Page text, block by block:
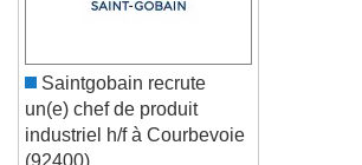
Saintgobain recrute
un(e) chef de produit
industriel h/f à Courbevoie